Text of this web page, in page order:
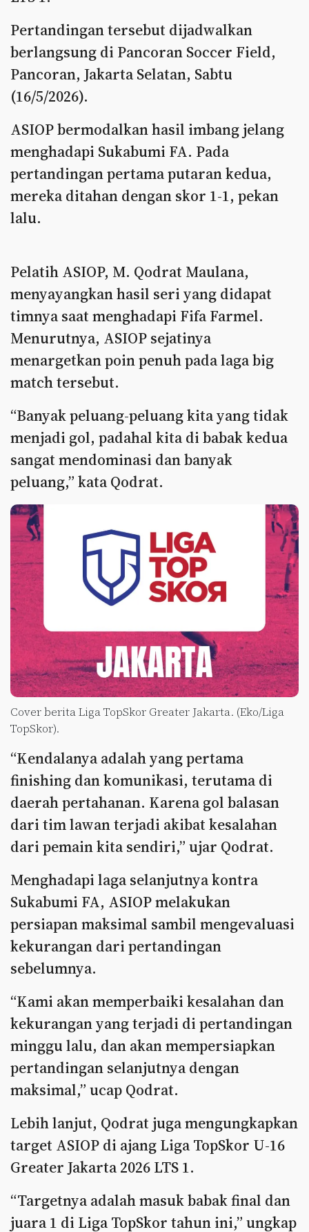
Pertandingan tersebut dijadwalkan
berlangsung di Pancoran Soccer Field,
Pancoran, Jakarta Selatan, Sabtu
(16/5/2026).
ASIOP bermodalkan hasil imbang jelang
menghadapi Sukabumi FA. Pada
pertandingan pertama putaran kedua,
mereka ditahan dengan skor 1-1, pekan
lalu.
Pelatih ASIOP, M. Qodrat Maulana,
menyayangkan hasil seri yang didapat
timnya saat menghadapi Fifa Farmel.
Menurutnya, ASIOP sejatinya
menargetkan poin penuh pada laga big
match tersebut.
“Banyak peluang-peluang kita yang tidak
menjadi gol, padahal kita di babak kedua
sangat mendominasi dan banyak
peluang,” kata Qodrat.
Cover berita Liga TopSkor Greater Jakarta. (Eko/Liga
TopSkor).
“Kendalanya adalah yang pertama
finishing dan komunikasi, terutama di
daerah pertahanan. Karena gol balasan
dari tim lawan terjadi akibat kesalahan
dari pemain kita sendiri,” ujar Qodrat.
Menghadapi laga selanjutnya kontra
Sukabumi FA, ASIOP melakukan
persiapan maksimal sambil mengevaluasi
kekurangan dari pertandingan
sebelumnya.
“Kami akan memperbaiki kesalahan dan
kekurangan yang terjadi di pertandingan
minggu lalu, dan akan mempersiapkan
pertandingan selanjutnya dengan
maksimal,” ucap Qodrat.
Lebih lanjut, Qodrat juga mengungkapkan
target ASIOP di ajang Liga TopSkor U-16
Greater Jakarta 2026 LTS 1.
“Targetnya adalah masuk babak final dan
juara 1 di Liga TopSkor tahun ini,” ungkap